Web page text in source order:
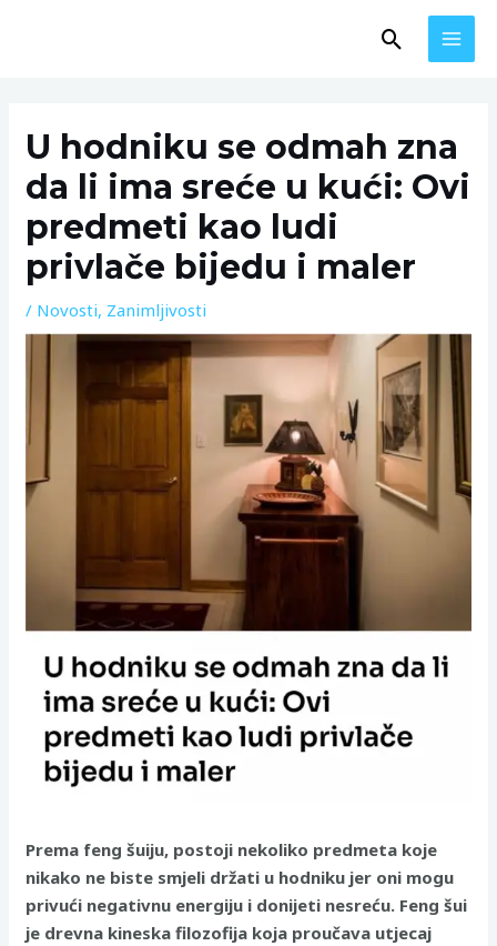
Search
U hodniku se odmah zna
da li ima sreće u kući: Ovi
predmeti kao ludi
privlače bijedu i maler
/ Novosti, Zanimljivosti
Prema feng šuiju, postoji nekoliko predmeta koje
nikako ne biste smjeli držati u hodniku jer oni mogu
privući negativnu energiju i donijeti nesreću. Feng šui
je drevna kineska filozofija koja proučava utjecaj